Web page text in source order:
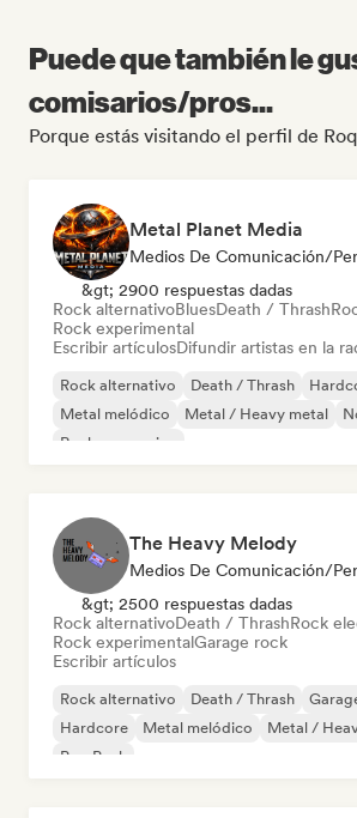
Puede que también le
comisarios/pros...
Porque estás visitando el perfil de
Metal Planet Media
&gt; 2900 respuestas dadas
Rock alternativoBluesDeath / Thrash
Rock experimental
Escribir artículosDifundir artistas en la
Rock alternativo Death / Thrash
Metal melódico
Metal / Heavy metal
Rock progresivo
The Heavy Melody
Medios De Comunicación/
&gt; 2500 respuestas dadas
Rock alternativoDeath / ThrashRock
Rock experimentalGarage rock
Escribir artículos
Rock alternativo Death / Thrash
Hardcore
Metal melódico Metal /
Pop Punk